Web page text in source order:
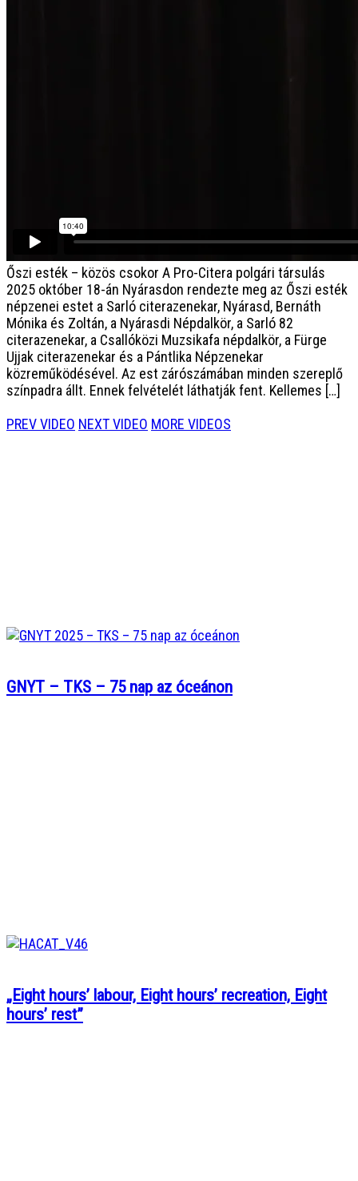
Őszi esték – közös csokor A Pro-Citera polgári társulás
2025 október 18-án Nyárasdon rendezte meg az Őszi esték
népzenei estet a Sarló citerazenekar, Nyárasd, Bernáth
Mónika és Zoltán, a Nyárasdi Népdalkör, a Sarló 82
citerazenekar, a Csallóközi Muzsikafa népdalkör, a Fürge
Ujjak citerazenekar és a Pántlika Népzenekar
közreműködésével. Az est zárószámában minden szereplő
színpadra állt. Ennek felvételét láthatják fent. Kellemes […]
PREV VIDEO NEXT VIDEO MORE VIDEOS
GNYT – TKS – 75 nap az óceánon
„Eight hours’ labour, Eight hours’ recreation, Eight
hours’ rest”